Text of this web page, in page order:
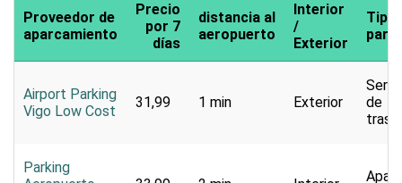
Proveedor de
aparcamiento
Precio
por 7
días
distancia al
aeropuerto
Interior
/
Exterior
Tipo
Airport Parking
Vigo Low Cost
31,99 1 min Exterior
de
Parking